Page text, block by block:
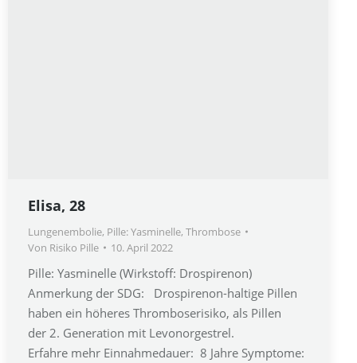
Elisa, 28
Lungenembolie, Pille: Yasminelle, Thrombose
Von Risiko Pille 10. April 2022
Pille: Yasminelle (Wirkstoff: Drospirenon)
Anmerkung der SDG: Drospirenon-haltige Pillen
haben ein höheres Thromboserisiko, als Pillen
der 2. Generation mit Levonorgestrel.
Erfahre mehr Einnahmedauer: 8 Jahre Symptome: